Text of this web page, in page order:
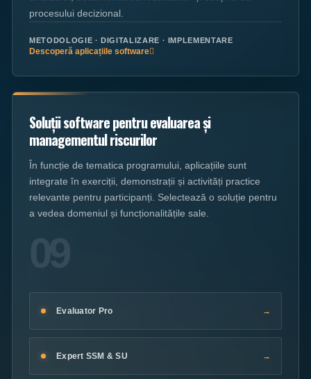
procesului decizional.
METODOLOGIE · DIGITALIZARE · IMPLEMENTARE
Descoperă aplicațiile software
Soluții software pentru evaluarea și
managementul riscurilor
În funcție de tematica programului, aplicațiile sunt
integrate în exerciții, demonstrații și activități practice
relevante pentru participanți. Selectează o soluție pentru
a vedea domeniul și funcționalitățile sale.
09
Evaluator Pro
Expert SSM & SU